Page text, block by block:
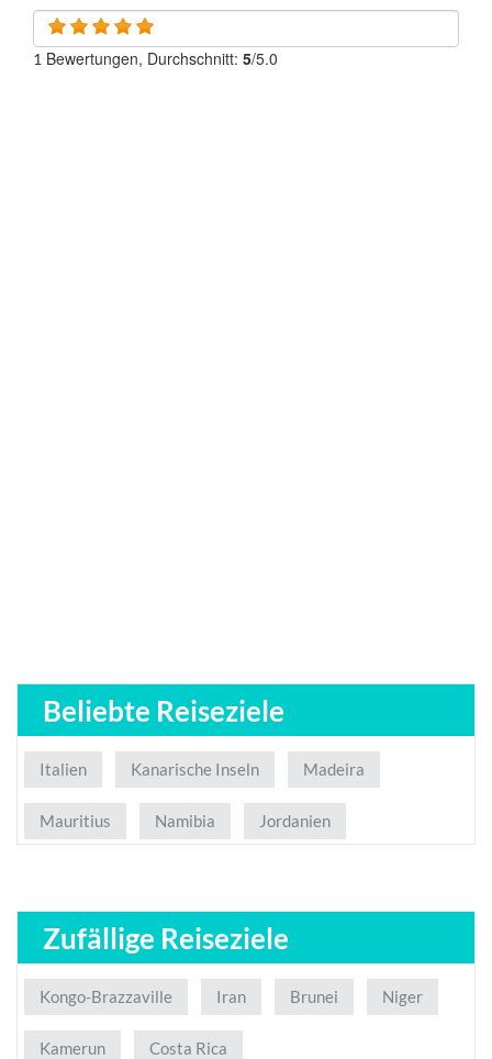
1 Bewertungen, Durchschnitt: 5/5.0
Beliebte Reiseziele
Italien Kanarische Inseln Madeira
Mauritius Namibia Jordanien
Zufällige Reiseziele
Kongo-Brazzaville Iran Brunei Niger
Kamerun Costa Rica